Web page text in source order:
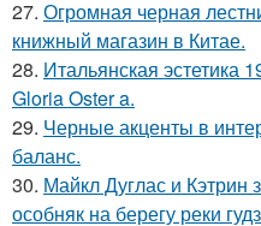
27. Огромная черная
книжный магазин в Китае.
28. Итальянская эстетика
Gloria Oster a.
29. Черные акценты в
баланс.
30. Майкл Дуглас и Кэтрин
особняк на берегу реки